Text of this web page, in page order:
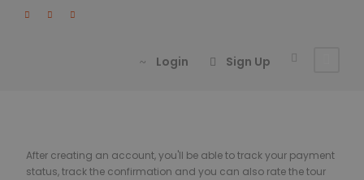
Login Sign Up
After creating an account, you'll be able to track your payment
status, track the confirmation and you can also rate the tour